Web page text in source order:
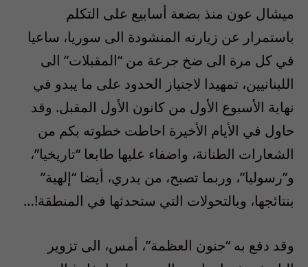
ميشال عون منذ بضعة أسابيع على التكلم
باستمرار عن زيارته المنشودة الى سوريا، ساعيا
في كل مرة الى ضخ جرعة من “المقبلات” الى
اللبنانيين، تمهيدا لاجتياز الحدود على ما يبدو في
نهاية الأسبوع الأول من كانون الأول المقبل. وقد
حاول في الأيام الأخيرة احاطت خطوته بكم من
الشعارات الطنانة، واضفاء عليها طابعا “تاريخيا”،
و”رسوليا”، وربما تصبح، من يدري، أيضا “إلهية”
بنتائجها، وبالتحولات التي ستحدثها في المنطقة!…
وقد دفع به “جنون العظمة”، أمس، الى تزوير